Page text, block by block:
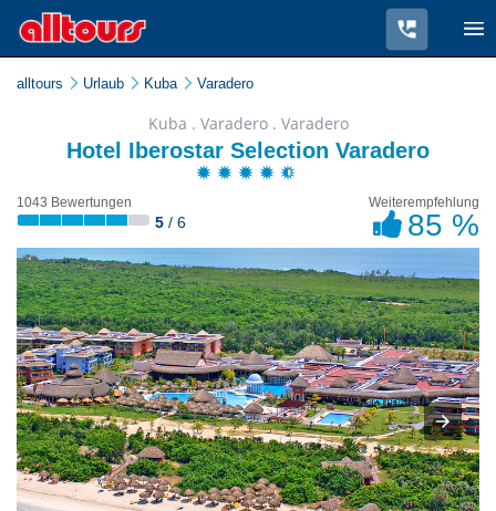
alltours Urlaub Kuba Varadero
Kuba . Varadero . Varadero
Hotel Iberostar Selection Varadero
1043 Bewertungen
5 / 6
Weiterempfehlung
85 %